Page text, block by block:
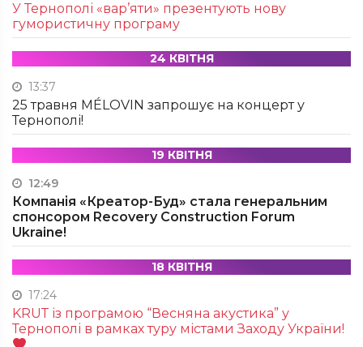
У Тернополі «вар’яти» презентують нову
гумористичну програму
24 КВІТНЯ
13:37
25 травня MÉLOVIN запрошує на концерт у
Тернополі!
19 КВІТНЯ
12:49
Компанія «Креатор-Буд» стала генеральним
спонсором Recovery Construction Forum
Ukraine!
18 КВІТНЯ
17:24
KRUТ із програмою “Весняна акустика” у
Тернополі в рамках туру містами Заходу України!